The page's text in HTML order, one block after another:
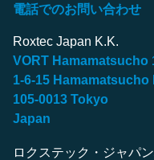
電話でのお問い合わせ
Roxtec Japan K.K.
VORT Hamamatsucho
1-6-15 Hamamatsucho
105-0013 Tokyo
Japan
ロクステック・ジャパ